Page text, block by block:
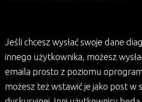
Jeśli chcesz wysłać swoje dane
innego użytkownika, możesz
emaila prosto z poziomu
możesz też wstawić je jako post w